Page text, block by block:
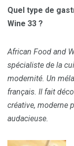
Quel type de
Wine 33 ?
African Food and
spécialiste de la
modernité. Un
français. Il fait
créative, moderne
audacieuse.